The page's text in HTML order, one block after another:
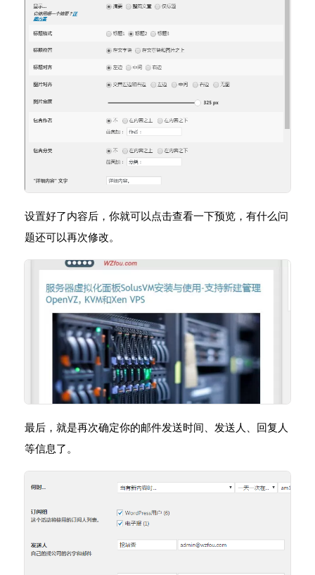
设置好了内容后，你就可以点击查看一下预览，有什么问
题还可以再次修改。
最后，就是再次确定你的邮件发送时间、发送人、回复人
等信息了。